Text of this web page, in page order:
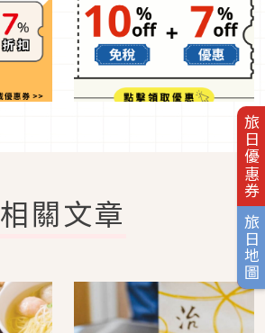
旅日優惠券
旅日地圖
相關文章